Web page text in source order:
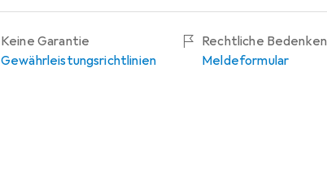
Keine Garantie
Gewährleistungsrichtlinien
Rechtliche Bedenken
Meldeformular